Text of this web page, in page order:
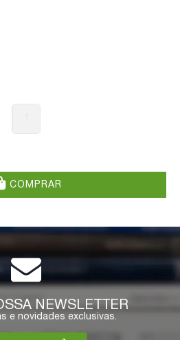
COMPRAR
NEWSLETTER
e novidades exclusivas.